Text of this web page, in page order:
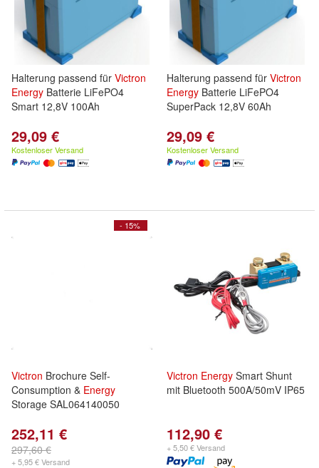
Halterung passend für Victron
Energy Batterie LiFePO4
Smart 12,8V 100Ah
29,09 €
Kostenloser Versand
Halterung passend für Victron
Energy Batterie LiFePO4
SuperPack 12,8V 60Ah
29,09 €
Kostenloser Versand
- 15%
Victron Brochure Self-
Consumption & Energy
Storage SAL064140050
252,11 €
297,60 €
+ 5,95 € Versand
Victron Energy Smart Shunt
mit Bluetooth 500A/50mV IP65
112,90 €
+ 5,50 € Versand